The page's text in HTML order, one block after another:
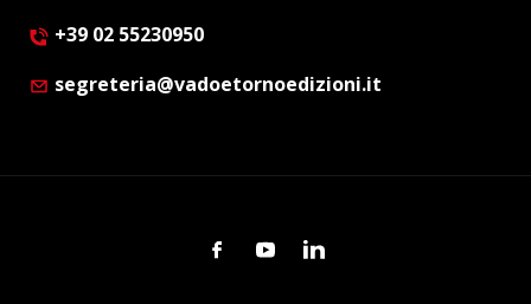
+39 02 55230950
segreteria@vadoetornoedizioni.it
FacebookYoutubeLinkedin